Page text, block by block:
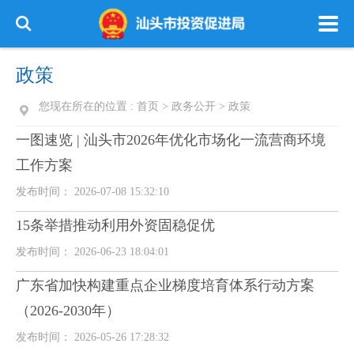
政策
您现在所在的位置 : 首页 > 政务公开 > 政策
一图速览 | 汕头市2026年优化市场化一流营商环境
工作方案
发布时间： 2026-07-08 15:32:10
15条举措推动利用外资固稳促优
发布时间： 2026-06-23 18:04:01
广东省加快构建重点企业梯度培育体系行动方案
（2026-2030年）
发布时间： 2026-05-26 17:28:32